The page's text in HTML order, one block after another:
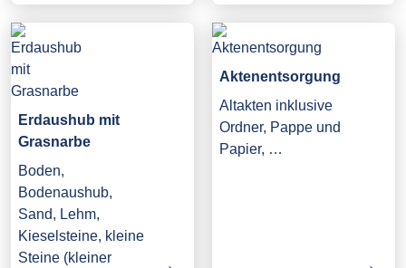
Erdaushub mit
Grasnarbe
Boden,
Bodenaushub,
Sand, Lehm,
Kieselsteine, kleine
Steine (kleiner
Aktenentsorgung
Altakten inklusive
Ordner, Pappe und
Papier, …